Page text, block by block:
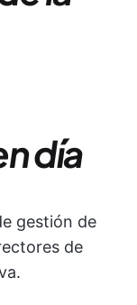
día
gestión de
de